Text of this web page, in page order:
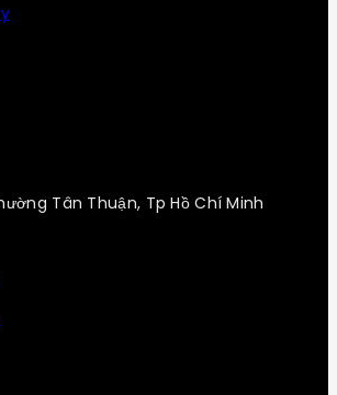
Tân Thuận, Tp Hồ Chí Minh